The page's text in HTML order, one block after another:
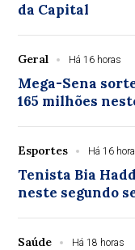
da Capital
Geral Há 16 horas
Mega-Sena
165 milhões
Esportes Há 16
Tenista Bia
neste segundo
Saúde Há 18 horas